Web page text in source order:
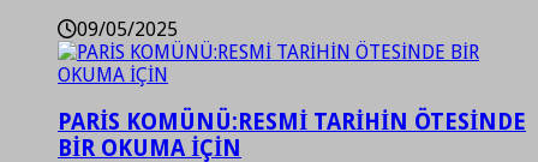
09/05/2025
PARİS KOMÜNÜ:RESMİ TARİHİN ÖTESİNDE
BİR OKUMA İÇİN